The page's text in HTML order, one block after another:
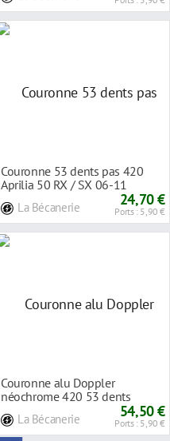
Couronne 53 dents pas 420
Aprilia 50 RX / SX 06-11
La Bécanerie 24,70 €
Ports : 5,90 €
Couronne alu Doppler
néochrome 420 53 dents
Senda DRD/Racing/RCR 11-
La Bécanerie 54,50 €
Ports : 5,90 €